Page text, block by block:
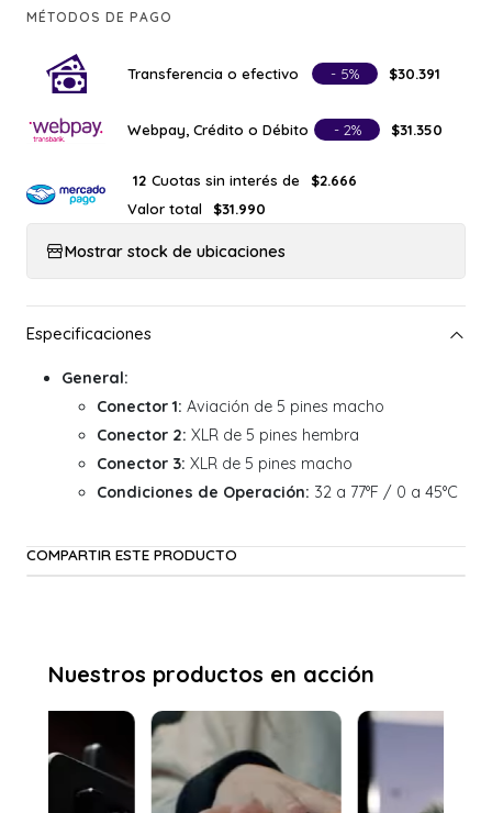
MÉTODOS DE PAGO
Transferencia o efectivo - 5% $30.391
Webpay, Crédito o Débito - 2% $31.350
12 Cuotas sin interés de
$2.666
Valor total
$31.990
Mostrar stock de ubicaciones
General:
Conector 1: Aviación de 5 pines macho
Conector 2: XLR de 5 pines hembra
Conector 3: XLR de 5 pines macho
Condiciones de Operación: 32 a 77°F / 0 a 45°C
COMPARTIR ESTE PRODUCTO